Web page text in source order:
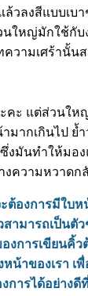
วลงสีแบบเบา
ใหญ่มักใช้กับ
วามเศร้านั้น
คะ แต่ส่วนให
มากเกินไป ย้
ซึ่งมันทำให้มอ
งความหวาดก
ต้องการมีใบ
ามารถเป็นตั
งการเขียนคิ้
น้าของเรา เ
การได้อย่าง